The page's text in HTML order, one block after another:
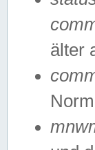
älter